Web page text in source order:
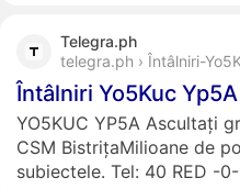
Telegra.ph
telegra.ph › Întâlniri-
Întâlniri Yo5Kuc
YO5KUC YP5A Ascultați
CSM BistrițaMilioane de
subiectele. Tel: 40 RED -0-